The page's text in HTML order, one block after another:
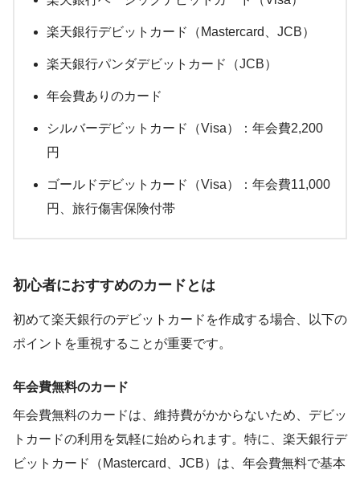
楽天銀行デビットカード（Mastercard、JCB）
楽天銀行パンダデビットカード（JCB）
年会費ありのカード
シルバーデビットカード（Visa）：年会費2,200
円
ゴールドデビットカード（Visa）：年会費11,000
円、旅行傷害保険付帯
初心者におすすめのカードとは
初めて楽天銀行のデビットカードを作成する場合、以下の
ポイントを重視することが重要です。
年会費無料のカード
年会費無料のカードは、維持費がかからないため、デビッ
トカードの利用を気軽に始められます。特に、楽天銀行デ
ビットカード（Mastercard、JCB）は、年会費無料で基本